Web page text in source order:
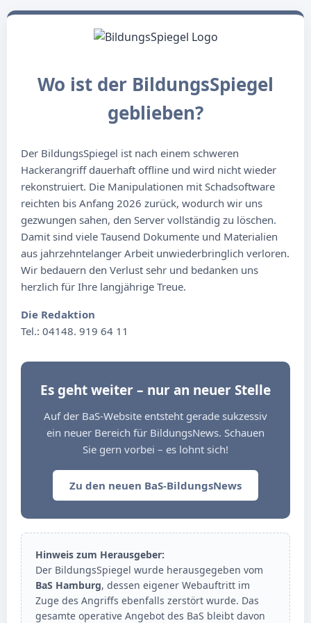
Wo ist der BildungsSpiegel
geblieben?
Der BildungsSpiegel ist nach einem schweren
Hackerangriff dauerhaft offline und wird nicht wieder
rekonstruiert. Die Manipulationen mit Schadsoftware
reichten bis Anfang 2026 zurück, wodurch wir uns
gezwungen sahen, den Server vollständig zu löschen.
Damit sind viele Tausend Dokumente und Materialien
aus jahrzehntelanger Arbeit unwiederbringlich verloren.
Wir bedauern den Verlust sehr und bedanken uns
herzlich für Ihre langjährige Treue.
Die Redaktion
Tel.: 04148. 919 64 11
Es geht weiter – nur an neuer Stelle
Auf der BaS-Website entsteht gerade sukzessiv
ein neuer Bereich für BildungsNews. Schauen
Sie gern vorbei – es lohnt sich!
Zu den neuen BaS-BildungsNews
Hinweis zum Herausgeber:
Der BildungsSpiegel wurde herausgegeben vom
BaS Hamburg, dessen eigener Webauftritt im
Zuge des Angriffs ebenfalls zerstört wurde. Das
gesamte operative Angebot des BaS bleibt davon